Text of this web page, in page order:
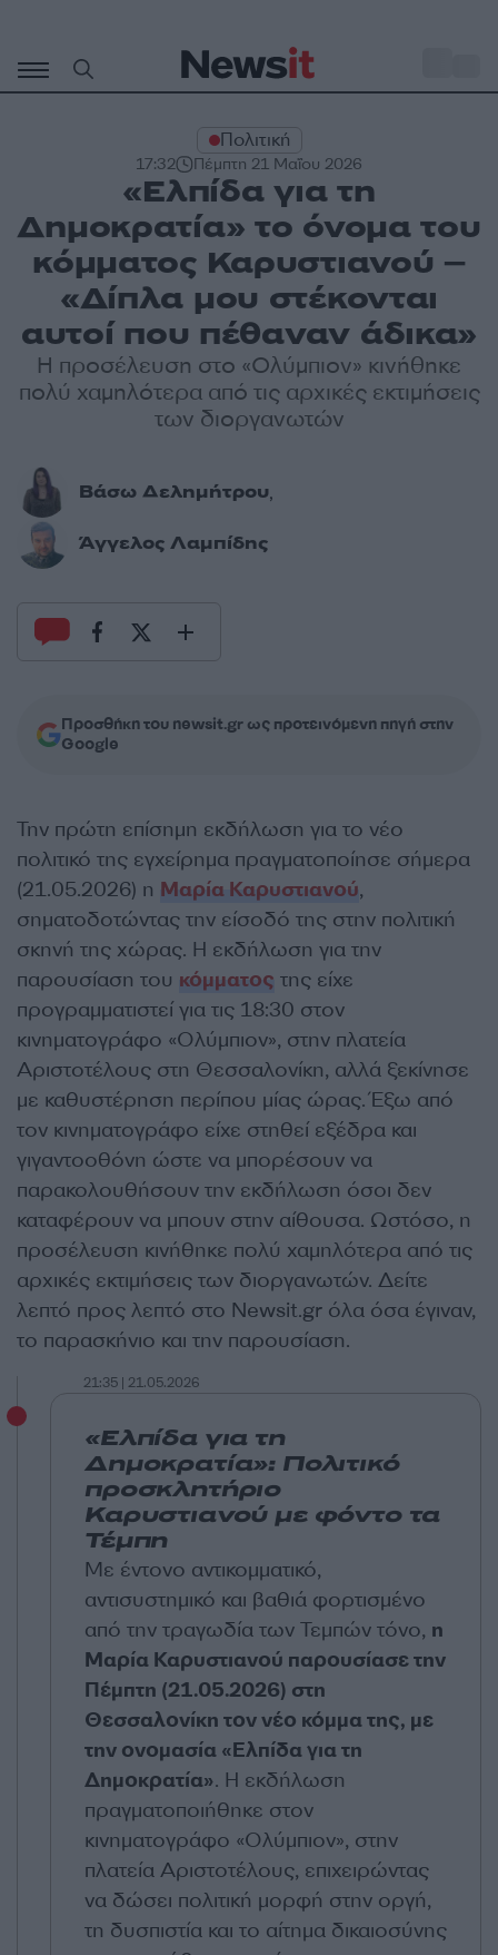
περιεχόμενο
Πολιτική
17:32 Πέμπτη 21 Μαΐου 2026
«Ελπίδα για τη
Δημοκρατία» το όνομα του
κόμματος Καρυστιανού –
«Δίπλα μου στέκονται
αυτοί που πέθαναν άδικα»
Η προσέλευση στο «Ολύμπιον» κινήθηκε
πολύ χαμηλότερα από τις αρχικές εκτιμήσεις
των διοργανωτών
Βάσω Δελημήτρου,
Άγγελος Λαμπίδης
Προσθήκη του newsit.gr ως προτεινόμενη πηγή στην
Google
Την πρώτη επίσημη εκδήλωση για το νέο
πολιτικό της εγχείρημα πραγματοποίησε σήμερα
(21.05.2026) η Μαρία Καρυστιανού,
σηματοδοτώντας την είσοδό της στην πολιτική
σκηνή της χώρας. Η εκδήλωση για την
παρουσίαση του κόμματος της είχε
προγραμματιστεί για τις 18:30 στον
κινηματογράφο «Ολύμπιον», στην πλατεία
Αριστοτέλους στη Θεσσαλονίκη, αλλά ξεκίνησε
με καθυστέρηση περίπου μίας ώρας. Έξω από
τον κινηματογράφο είχε στηθεί εξέδρα και
γιγαντοοθόνη ώστε να μπορέσουν να
παρακολουθήσουν την εκδήλωση όσοι δεν
καταφέρουν να μπουν στην αίθουσα. Ωστόσο, η
προσέλευση κινήθηκε πολύ χαμηλότερα από τις
αρχικές εκτιμήσεις των διοργανωτών. Δείτε
λεπτό προς λεπτό στο Newsit.gr όλα όσα έγιναν,
το παρασκήνιο και την παρουσίαση.
21:35 | 21.05.2026
«Ελπίδα για τη
Δημοκρατία»: Πολιτικό
προσκλητήριο
Καρυστιανού με φόντο τα
Τέμπη
Με έντονο αντικομματικό,
αντισυστημικό και βαθιά φορτισμένο
από την τραγωδία των Τεμπών τόνο, η
Μαρία Καρυστιανού παρουσίασε την
Πέμπτη (21.05.2026) στη
Θεσσαλονίκη τον νέο κόμμα της, με
την ονομασία «Ελπίδα για τη
Δημοκρατία». Η εκδήλωση
πραγματοποιήθηκε στον
κινηματογράφο «Ολύμπιον», στην
πλατεία Αριστοτέλους, επιχειρώντας
να δώσει πολιτική μορφή στην οργή,
τη δυσπιστία και το αίτημα δικαιοσύνης